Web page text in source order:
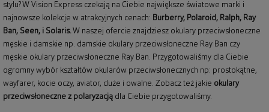
stylu? W Vision Express czekają na Ciebie największe światowe marki i
najnowsze kolekcje w atrakcyjnych cenach: Burberry, Polaroid , Ralph, Ray
Ban, Seen, i Solaris.W naszej ofercie znajdziesz okulary przeciwsłoneczne
męskie i damskie np. damskie okulary przeciwsłoneczne Ray Ban czy
męskie okulary przeciwsłoneczne Ray Ban. Przygotowaliśmy dla Ciebie
ogromny wybór kształtów okularów przeciwsłonecznych np: prostokątne,
wayfarer, kocie oczy, aviator, duże i owalne. Zobacz też jakie okulary
przeciwsłoneczne z polaryzacją dla Ciebie przygotowaliśmy.